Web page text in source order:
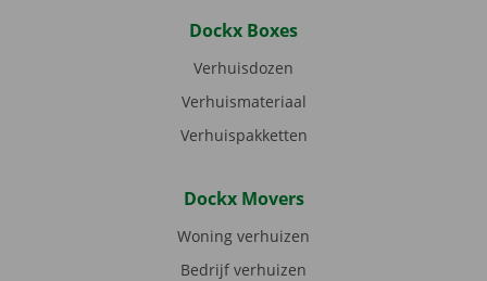
Dockx Boxes
Verhuisdozen
Verhuismateriaal
Verhuispakketten
Dockx Movers
Woning verhuizen
Bedrijf verhuizen